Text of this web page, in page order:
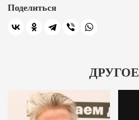
Поделиться
ДРУГОЕ